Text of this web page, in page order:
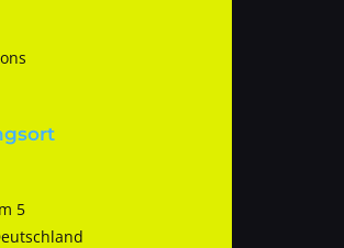
5